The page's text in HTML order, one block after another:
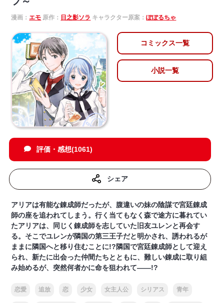
漫画：エモ 原作： 日之影ソラ キャラクター原案：ぽぽるちゃ
コミックス一覧
小説一覧
評価・感想(1061)
シェア
アリアは有能な錬成師だったが、腹違いの妹の陰謀で宮廷錬成
師の座を追われてしまう。行く当てもなく森で途方に暮れてい
たアリアは、同じく錬成師を志していた旧友ユレンと再会す
る。そこでユレンが隣国の第三王子だと明かされ、誘われるが
ままに隣国へと移り住むことに!?隣国で宮廷錬成師として迎え
られ、新たに出会った仲間たちとともに、難しい錬成に取り組
み始めるが、突然何者かに命を狙われて――!?
恋愛 追放 恋 少女 女主人公 シリアス 青年